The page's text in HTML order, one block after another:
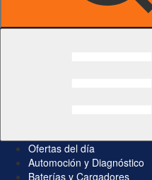
Ofertas del día
Automoción y Diagnóstico
Baterías y Cargadores